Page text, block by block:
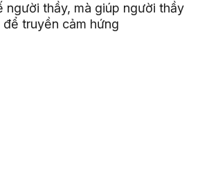
người thầy, mà giúp người thầy
truyền cảm hứng